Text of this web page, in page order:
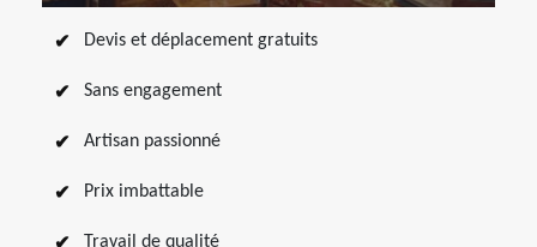
Devis et déplacement gratuits
Sans engagement
Artisan passionné
Prix imbattable
Travail de qualité